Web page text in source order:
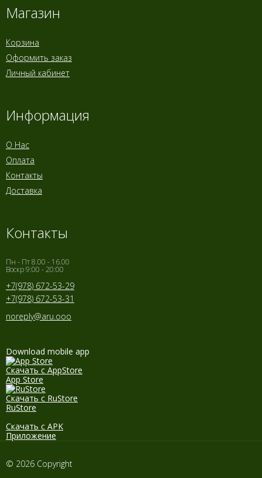
Магазин
Корзина
Оформить заказ
Личный кабинет
Информация
О Нас
Оплата
Контакты
Доставка
Контакты
Пн - Пт 8.00 - 16.00
Воскр 9:00 - 20:00
+7(978) 672-53-29
+7(978) 672-53-31
noreply@aru.ooo
Download mobile app
Скачать с AppStore
App Store
Скачать с RuStore
RuStore
Скачать с APK
Приложение
© 2026 Copyright